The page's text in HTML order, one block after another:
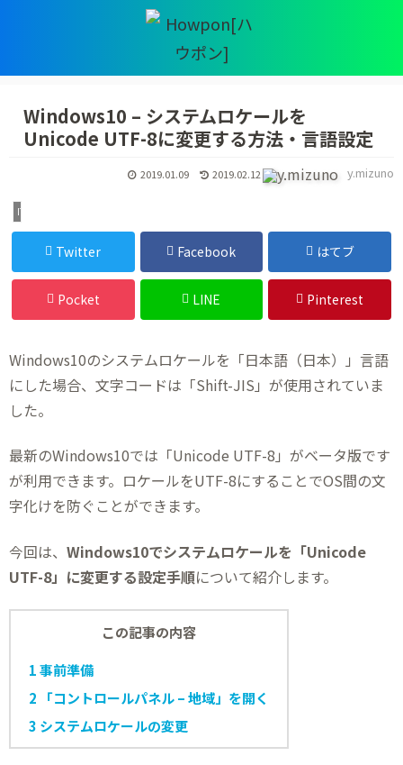
Windows10 – システムロケールを
Unicode UTF-8に変更する方法・言語設定
y.mizuno
2019.02.12
2019.01.09
IT・デジタル
Twitter Facebook はてブ
Pocket LINE Pinterest
Windows10のシステムロケールを「日本語（日本）」言語
にした場合、文字コードは「Shift-JIS」が使用されていま
した。
最新のWindows10では「Unicode UTF-8」がベータ版です
が利用できます。ロケールをUTF-8にすることでOS間の文
字化けを防ぐことができます。
今回は、 Windows10でシステムロケールを「Unicode
UTF-8」に変更する設定手順について紹介します。
この記事の内容
1事前準備
2 「コントロールパネル – 地域」を開く
3 システムロケールの変更